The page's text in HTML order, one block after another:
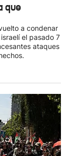
que
a condenar
el pasado 7
ataques